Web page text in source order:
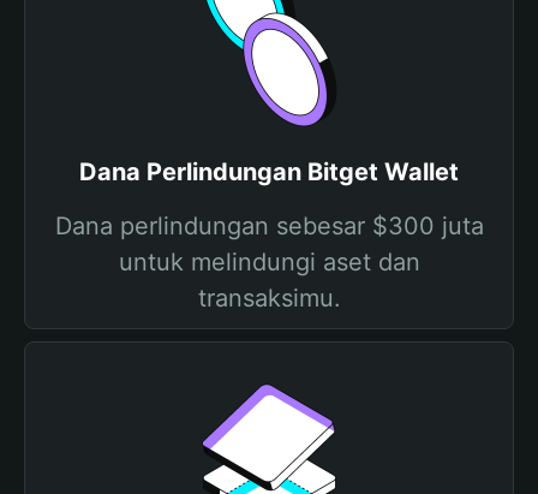
Dana Perlindungan Bitget Wallet
Dana perlindungan sebesar $300 juta
untuk melindungi aset dan
transaksimu.